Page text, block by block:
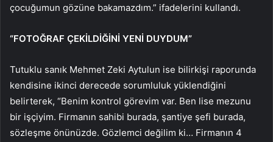
çocuğumun gözüne bakamazdım.” ifadelerini kullandı.
“FOTOĞRAF ÇEKİLDİĞİNİ YENİ DUYDUM”
Tutuklu sanık Mehmet Zeki Aytulun ise bilirkişi raporunda
kendisine ikinci derecede sorumluluk yüklendiğini
belirterek, “Benim kontrol görevim var. Ben lise mezunu
bir işçiyim. Firmanın sahibi burada, şantiye şefi burada,
sözleşme önünüzde. Gözlemci değilim ki… Firmanın 4